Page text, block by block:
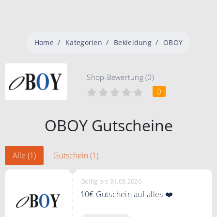
Home Kategorien Bekleidung OBOY
Shop-Bewertung (0)
0
OBOY Gutscheine
Alle (1) Gutschein (1)
Gültig bis 31.08.2026
10€ Gutschein auf alles ❤️